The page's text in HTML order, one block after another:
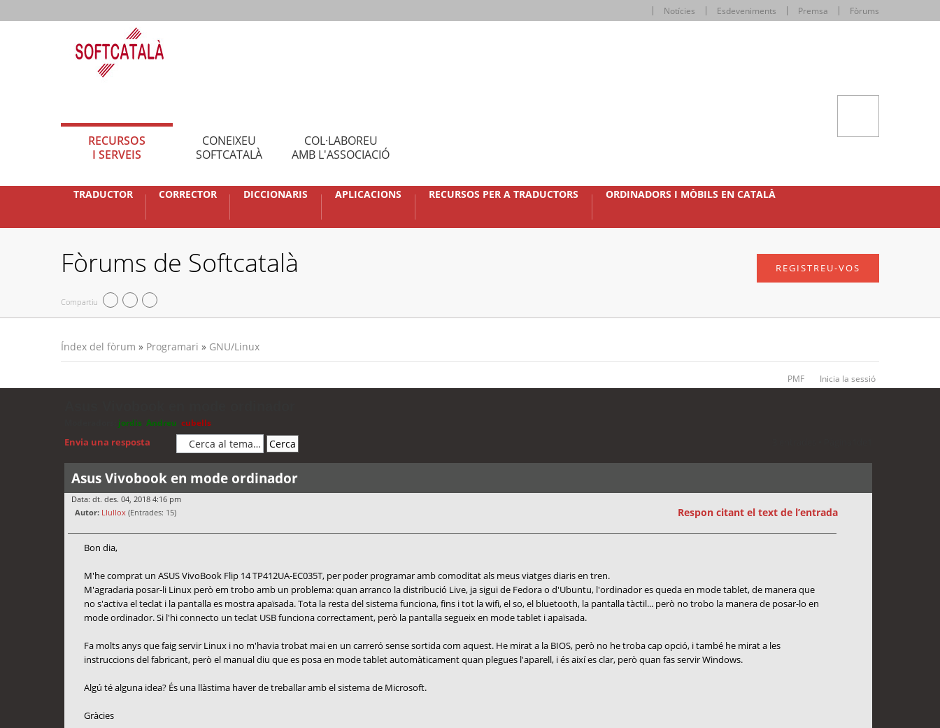
Notícies Esdeveniments Premsa Fòrums
RECURSOS
I SERVEIS
CONEIXEU
SOFTCATALÀ
COL·LABOREU
AMB L'ASSOCIACIÓ
TRADUCTOR CORRECTOR DICCIONARIS APLICACIONS RECURSOS PER A TRADUCTORS ORDINADORS I MÒBILS EN CATALÀ
Fòrums de Softcatalà
Compartiu
REGISTREU-VOS
Índex del fòrum » Programari » GNU/Linux
PMF Inicia la sessió
jordis Andreu cubells
Envia una resposta
Asus Vivobook en mode ordinador
Data: dt. des. 04, 2018 4:16 pm
Autor: Llullox (Entrades: 15) Respon citant el text de l’entrada
Bon dia,
M'he comprat un ASUS VivoBook Flip 14 TP412UA-EC035T, per poder programar amb comoditat als meus viatges diaris en tren.
M'agradaria posar-li Linux però em trobo amb un problema: quan arranco la distribució Live, ja sigui de Fedora o d'Ubuntu, l'ordinador es queda en mode tablet, de manera que
no s'activa el teclat i la pantalla es mostra apaïsada. Tota la resta del sistema funciona, fins i tot la wifi, el so, el bluetooth, la pantalla tàctil... però no trobo la manera de posar-lo en
mode ordinador. Si l'hi connecto un teclat USB funciona correctament, però la pantalla segueix en mode tablet i apaïsada.
Fa molts anys que faig servir Linux i no m'havia trobat mai en un carreró sense sortida com aquest. He mirat a la BIOS, però no he troba cap opció, i també he mirat a les
instruccions del fabricant, però el manual diu que es posa en mode tablet automàticament quan plegues l'aparell, i és així es clar, però quan fas servir Windows.
Algú té alguna idea? És una llàstima haver de treballar amb el sistema de Microsoft.
Gràcies